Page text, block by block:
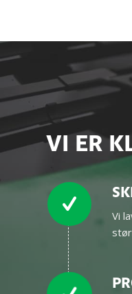
VI ER
Vi